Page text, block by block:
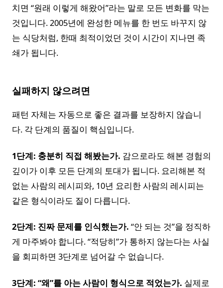
치면 “원래 이렇게 해왔어”라는 말로 모든 변화를 막는
것입니다. 2005년에 완성한 메뉴를 한 번도 바꾸지 않
는 식당처럼, 한때 최적이었던 것이 시간이 지나면 족
쇄가 됩니다.
실패하지 않으려면
패턴 자체는 자동으로 좋은 결과를 보장하지 않습니
다. 각 단계의 품질이 핵심입니다.
1단계: 충분히 직접 해봤는가. 감으로라도 해본 경험의
깊이가 이후 모든 단계의 토대가 됩니다. 요리해본 적
없는 사람의 레시피와, 10년 요리한 사람의 레시피는
같은 형식이라도 질이 다릅니다.
2단계: 진짜 문제를 인식했는가. “안 되는 것”을 정직하
게 마주봐야 합니다. “적당히”가 통하지 않는다는 사실
을 회피하면 3단계로 넘어갈 수 없습니다.
3단계: “왜”를 아는 사람이 형식으로 적었는가. 실제로